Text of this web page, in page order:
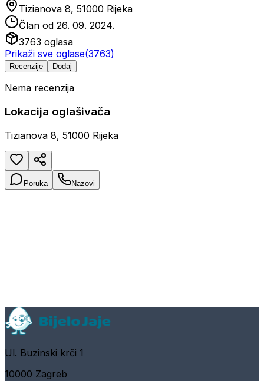
Tizianova 8, 51000 Rijeka
Član od 26. 09. 2024.
3763 oglasa
Prikaži sve oglase(3763)
Recenzije Dodaj
Nema recenzija
Lokacija oglašivača
Tizianova 8, 51000 Rijeka
Poruka Nazovi
Ul. Buzinski krči 1
10000 Zagreb